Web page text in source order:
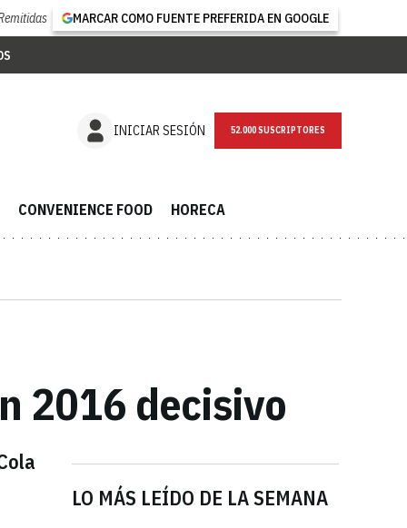
MARCAR COMO FUENTE PREFERIDA EN GOOGLE
INICIAR SESIÓN NEWSLETTER
CONVENIENCE FOOD HORECA
2016 decisivo
LO MÁS LEÍDO DE LA SEMANA